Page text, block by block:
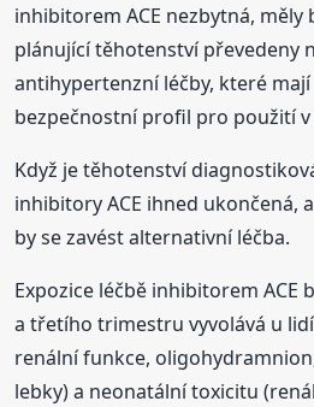
inhibitorem ACE nezbytná, měly
plánující těhotenství převedeny
antihypertenzní léčby, které
bezpečnostní profil pro použití
Když je těhotenství
inhibitory ACE ihned ukončená,
by se zavést alternativní léčba.
Expozice léčbě inhibitorem ACE
a třetího trimestru vyvolává u
renální funkce,
lebky) a neonatální toxicitu